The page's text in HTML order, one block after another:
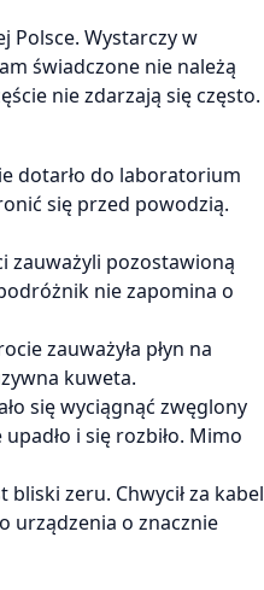
Polsce. Wystarczy w
świadczone nie należą
nie zdarzają się często.
dotarło do laboratorium
się przed powodzią.
zauważyli pozostawioną
nie zapomina o
zauważyła płyn na
kuweta.
się wyciągnąć zwęglony
i się rozbiło. Mimo
zeru. Chwycił za kabel
urządzenia o znacznie